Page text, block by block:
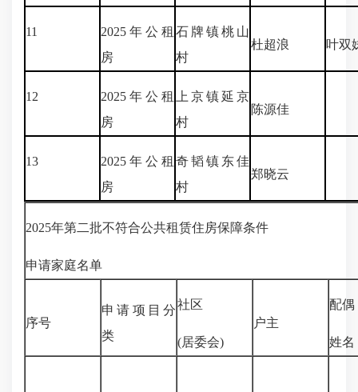
11
2025年公租
房
石牌镇桃山
村
杜超浪 叶双
12
2025年公租
房
上京镇延京
村
陈源佳
13
2025年公租
房
奇韬镇东佳
村
郑晓云
2025年第二批不符合公共租赁住房保障条件
申请家庭名单
序号
申请项目分
类
社区
(居委会)
户主
配偶
姓名